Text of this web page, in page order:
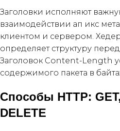
Заголовки исполняют
взаимодействии ап икс
клиентом и сервером.
определяет структуру
Заголовок Content-Length
содержимого пакета в
Способы HTTP:
DELETE